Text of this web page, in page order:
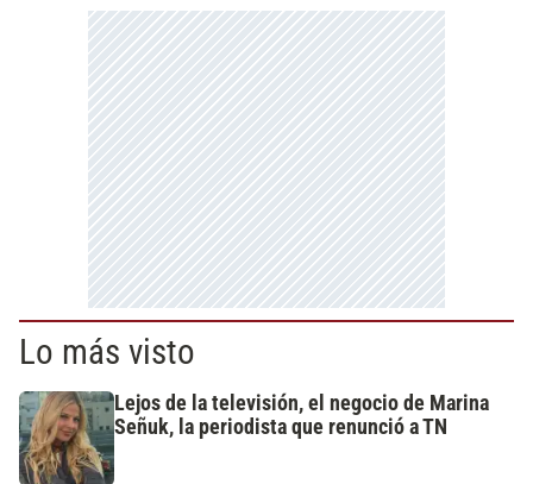
Lo más visto
Lejos de la televisión, el negocio de Marina
Señuk, la periodista que renunció a TN